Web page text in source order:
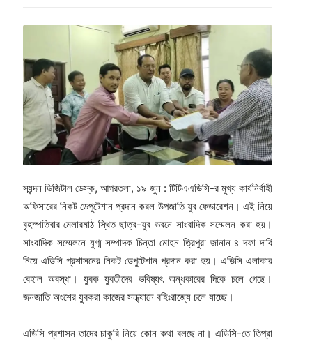
স্যন্দন ডিজিটাল ডেস্ক, আগরতলা, ১৯ জুন : টিটিএএডিসি-র মুখ্য কার্যনির্বাহী
অফিসারের নিকট ডেপুটেশান প্রদান করল উপজাতি যুব ফেডারেশন। এই নিয়ে
বৃহস্পতিবার মেলারমাঠ স্থিত ছাত্র-যুব ভবনে সাংবাদিক সম্মেলন করা হয়।
সাংবাদিক সম্মেলনে যুগ্ম সম্পাদক চিন্তা মোহন ত্রিপুরা জানান ৪ দফা দাবি
নিয়ে এডিসি প্রশাসনের নিকট ডেপুটেশান প্রদান করা হয়। এডিসি এলাকার
বেহাল অবস্থা। যুবক যুবতীদের ভবিষ্যৎ অন্ধকারের দিকে চলে গেছে।
জনজাতি অংশের যুবকরা কাজের সন্ধ্যানে বহিঃরাজ্যে চলে যাচ্ছে।
এডিসি প্রশাসন তাদের চাকুরি নিয়ে কোন কথা বলছে না। এডিসি-তে তিপ্রা